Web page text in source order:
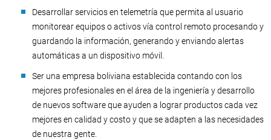
Desarrollar servicios en telemetría que permita al usuario
monitorear equipos o activos vía control remoto procesando y
guardando la información, generando y enviando alertas
automáticas a un dispositivo móvil.
Ser una empresa boliviana establecida contando con los
mejores profesionales en el área de la ingeniería y desarrollo
de nuevos software que ayuden a lograr productos cada vez
mejores en calidad y costo y que se adapten a las necesidades
de nuestra gente.